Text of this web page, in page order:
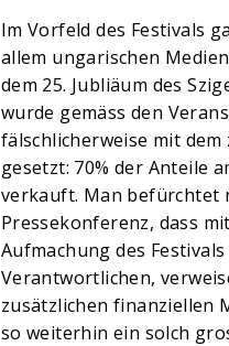
Im Vorfeld des Festivals
allem ungarischen
dem 25. Jubliäum des
wurde gemäss den
fälschlicherweise mit
gesetzt: 70% der Anteile
verkauft. Man befürchtet
Pressekonferenz, dass
Aufmachung des
Verantwortlichen,
zusätzlichen finanziellen
so weiterhin ein solch